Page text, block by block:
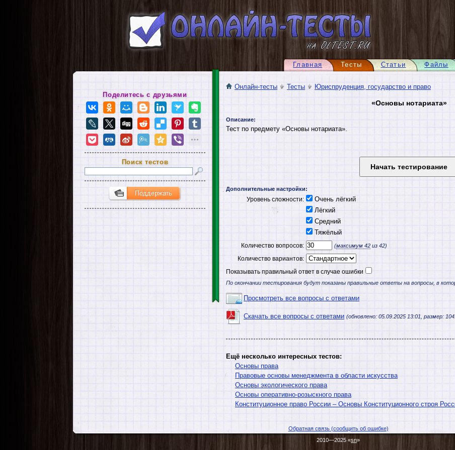
Файлы
Статьи
Тесты
Главная
Онлайн-тесты Тесты Юриспруденция, государство и право
«Основы нотариата»
Описание:
Тест по предмету «Основы нотариата».
Дополнительные настройки:
Уровень сложности:
Очень лёгкий
Лёгкий
Средний
Тяжёлый
Количество вопросов: (максимум 42 из 42)
Количество вариантов:
Показывать правильный ответ в случае ошибки
По окончании тестирования будут показаны правильные ответы на вопросы, в
Просмотреть все вопросы с ответами
Скачать все вопросы с ответами (обновлено: 05.09.2025 13:01, размер:
Ещё несколько интересных тестов:
Основы права
Правовые основы менеджмента в области искусства
Основы экологического права
Основы оперативно-розыскного права
Конституционное право России – Основы Конституционного строя
Поделитесь с друзьями
Поиск тестов
Обратная связь (сообщить об ошибке)
2010—2025 «sn»